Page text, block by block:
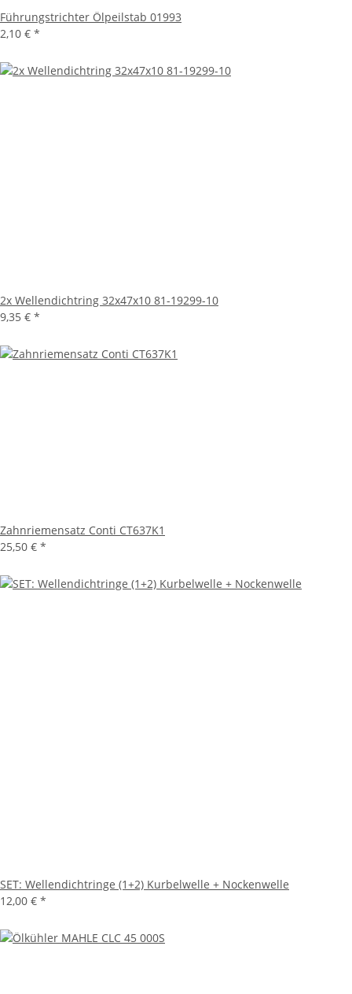
Führungstrichter Ölpeilstab 01993
2,10 € *
2x Wellendichtring 32x47x10 81-19299-10
9,35 € *
Zahnriemensatz Conti CT637K1
25,50 € *
SET: Wellendichtringe (1+2) Kurbelwelle + Nockenwelle
12,00 € *